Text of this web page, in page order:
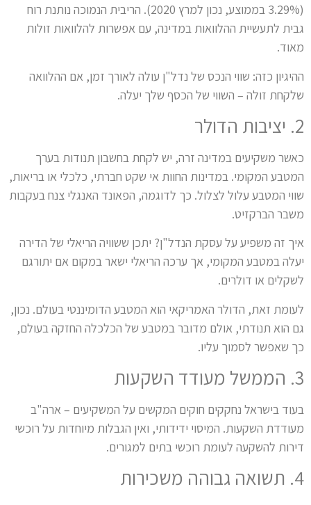
(3.29% בממוצע, נכון למרץ 2020). הריבית הנמוכה נותנת רוח
גבית לתעשיית ההלוואות במדינה, עם אפשרות להלוואות זולות
מאוד.
ההיגיון כזה: שווי הנכס של נדל"ן עולה לאורך זמן, אם ההלוואה
שלקחת זולה – השווי של הכסף שלך יעלה.
2. יציבות הדולר
כאשר משקיעים במדינה זרה, יש לקחת בחשבון תנודות בערך
המטבע המקומי. במדינות החוות אי שקט חברתי, כלכלי או בריאות,
שווי המטבע עלול לצלול. כך לדוגמה, הפאונד האנגלי צנח בעקבות
משבר הברקזיט.
איך זה משפיע על עסקת הנדל"ן? יתכן ששוויה הריאלי של הדירה
יעלה במטבע המקומי, אך ערכה הריאלי ישאר במקום אם יתורגם
לשקלים או דולרים.
לעומת זאת, הדולר האמריקאי הוא המטבע הדומיננטי בעולם. נכון,
גם הוא תנודתי, אולם מדובר במטבע של הכלכלה החזקה בעולם,
כך שאפשר לסמוך עליו.
3. הממשל מעודד השקעות
בעוד בישראל נחקקים חוקים המקשים על המשקיעים – ארה"ב
מעודדת השקעות. המיסוי ידידותי, ואין הגבלות מיוחדות על רוכשי
דירות להשקעה לעומת רוכשי בתים למגורים.
4. תשואה גבוהה משכירות